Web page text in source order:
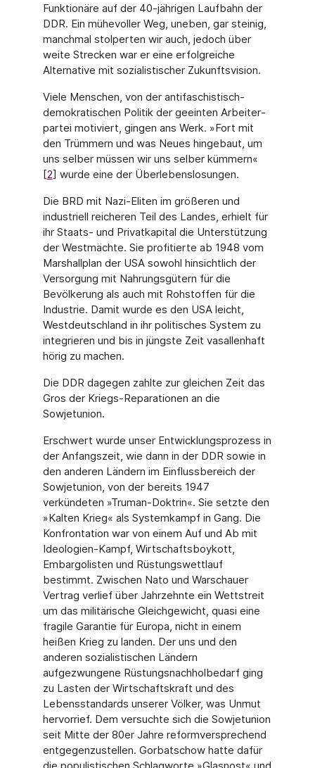
Funktionäre auf der 40-jährigen Laufbahn der
DDR. Ein mühevoller Weg, uneben, gar steinig,
manchmal stolperten wir auch, jedoch über
weite Strecken war er eine erfolgreiche
Alternative mit sozialistischer Zukunftsvision.
Viele Menschen, von der antifaschistisch-
demokratischen Politik der geeinten Arbeiter­
partei motiviert, gingen ans Werk. »Fort mit
den Trümmern und was Neues hingebaut, um
uns selber müssen wir uns selber kümmern«
[2] wurde eine der Überlebenslosungen.
Die BRD mit Nazi-Eliten im größeren und
industriell reicheren Teil des Landes, erhielt für
ihr Staats- und Privatkapital die Unterstützung
der Westmächte. Sie profitierte ab 1948 vom
Marshallplan der USA sowohl hinsichtlich der
Versorgung mit Nahrungs­gütern für die
Bevölkerung als auch mit Rohstoffen für die
Industrie. Damit wurde es den USA leicht,
Westdeutschland in ihr politisches System zu
integrieren und bis in jüngste Zeit vasallenhaft
hörig zu machen.
Die DDR dagegen zahlte zur gleichen Zeit das
Gros der Kriegs-Reparationen an die
Sowjetunion.
Erschwert wurde unser Entwicklungsprozess in
der Anfangszeit, wie dann in der DDR sowie in
den anderen Ländern im Einflussbereich der
Sowjetunion, von der bereits 1947
verkündeten »Truman-Doktrin«. Sie setzte den
»Kalten Krieg« als Systemkampf in Gang. Die
Konfrontation war von einem Auf und Ab mit
Ideologien-Kampf, Wirtschafts­boykott,
Embargolisten und Rüstungswettlauf
bestimmt. Zwischen Nato und Warschau­er
Vertrag verlief über Jahrzehnte ein Wettstreit
um das militärische Gleichgewicht, qua­si eine
fragile Garantie für Europa, nicht in einem
heißen Krieg zu landen. Der uns und den
anderen sozialistischen Ländern
aufgezwungene Rüstungsnachholbedarf ging
zu Lasten der Wirtschaftskraft und des
Lebensstandards unserer Völker, was Unmut
her­vorrief. Dem versuchte sich die Sowjetunion
seit Mitte der 80er Jahre reformverspre­chend
entgegenzustellen. Gorbatschow hatte dafür